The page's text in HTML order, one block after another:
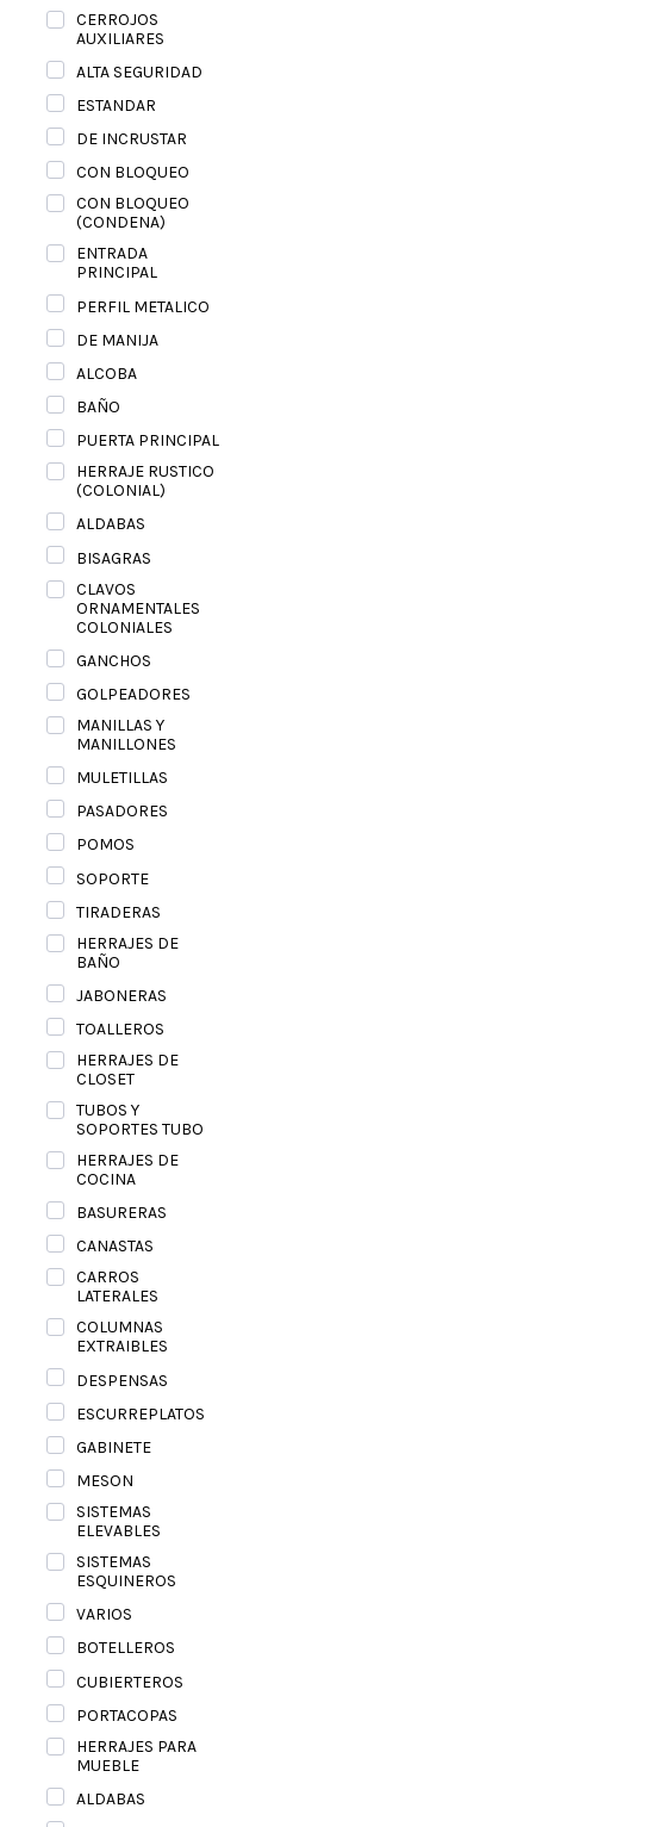
CERROJOS
AUXILIARES
ALTA SEGURIDAD
ESTANDAR
DE INCRUSTAR
CON BLOQUEO
CON BLOQUEO
(CONDENA)
ENTRADA
PRINCIPAL
PERFIL METALICO
DE MANIJA
ALCOBA
BAÑO
PUERTA PRINCIPAL
HERRAJE RUSTICO
(COLONIAL)
ALDABAS
BISAGRAS
CLAVOS
ORNAMENTALES
COLONIALES
GANCHOS
GOLPEADORES
MANILLAS Y
MANILLONES
MULETILLAS
PASADORES
POMOS
SOPORTE
TIRADERAS
HERRAJES DE
BAÑO
JABONERAS
TOALLEROS
HERRAJES DE
CLOSET
TUBOS Y
SOPORTES TUBO
HERRAJES DE
COCINA
BASURERAS
CANASTAS
CARROS
LATERALES
COLUMNAS
EXTRAIBLES
DESPENSAS
ESCURREPLATOS
GABINETE
MESON
SISTEMAS
ELEVABLES
SISTEMAS
ESQUINEROS
VARIOS
BOTELLEROS
CUBIERTEROS
PORTACOPAS
HERRAJES PARA
MUEBLE
ALDABAS